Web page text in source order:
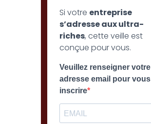
Si votre entreprise
s’adresse aux ultra-
riches, cette veille est
conçue pour vous.
Veuillez renseigner votre
adresse email pour vous
inscrire